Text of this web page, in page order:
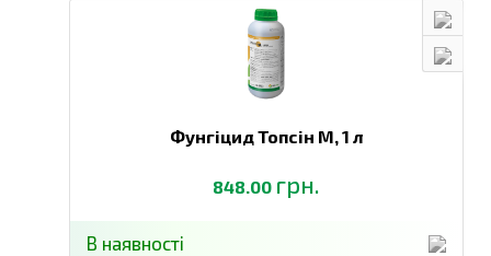
Фунгіцид Топсін М,1 л
848.00 грн.
В наявності